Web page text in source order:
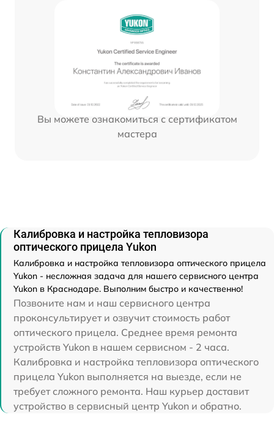
Вы можете ознакомиться с сертификатом
мастера
Калибровка и настройка тепловизора
оптического прицела Yukon
Калибровка и настройка тепловизора оптического прицела
Yukon - несложная задача для нашего сервисного центра
Yukon в Краснодаре. Выполним быстро и качественно!
Позвоните нам и наш сервисного центра
проконсультирует и озвучит стоимость работ
оптического прицела. Среднее время ремонта
устройств Yukon в нашем сервисном - 2 часа.
Калибровка и настройка тепловизора оптического
прицела Yukon выполняется на выезде, если не
требует сложного ремонта. Наш курьер доставит
устройство в сервисный центр Yukon и обратно.